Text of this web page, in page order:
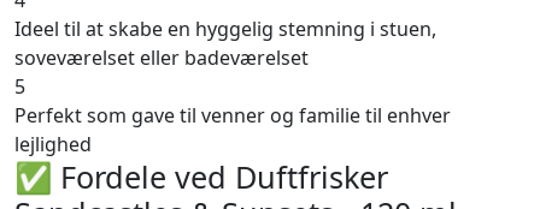
Ideel til at skabe en hyggelig stemning i stuen,
soveværelset eller badeværelset
5
Perfekt som gave til venner og familie til enhver
lejlighed
✅ Fordele ved Duftfrisker